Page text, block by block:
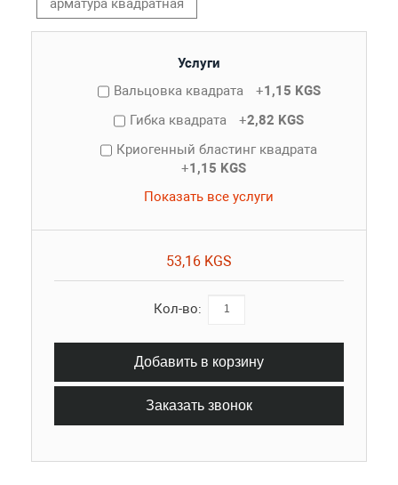
арматура квадратная
Услуги
Вальцовка квадрата
+1,15 KGS
Гибка квадрата
+2,82 KGS
Криогенный бластинг квадрата
+1,15 KGS
Показать все услуги
53,16 KGS
Кол-во:
Добавить в корзину
Заказать звонок